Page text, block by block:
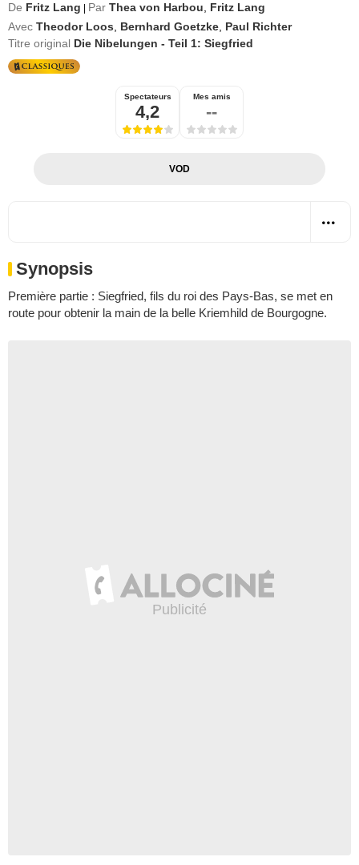
De Fritz Lang Par Thea von Harbou
Fritz Lang
Avec Theodor Loos Bernhard Goetzke Paul Richter
Titre original Die Nibelungen - Teil 1: Siegfried
Spectateurs
4,2
Mes amis
--
VOD
Synopsis
Première partie : Siegfried, fils du roi des Pays-Bas, se met en
route pour obtenir la main de la belle Kriemhild de Bourgogne.